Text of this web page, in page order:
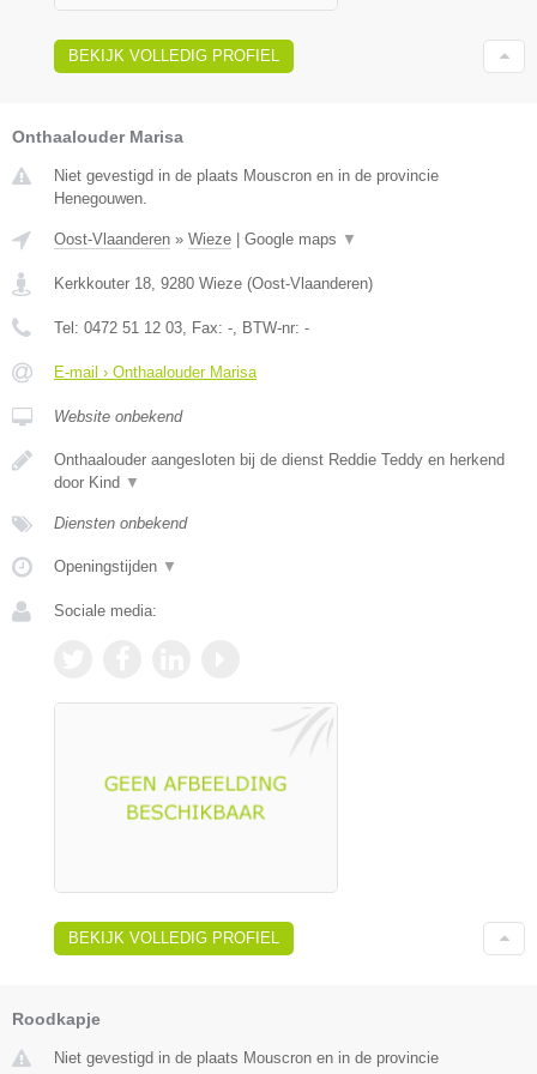
BEKIJK VOLLEDIG PROFIEL
Onthaalouder Marisa
Niet gevestigd in de plaats Mouscron en in de provincie
Henegouwen.
Oost-Vlaanderen » Wieze Google maps ▼
Kerkkouter 18, 9280 Wieze (Oost-Vlaanderen)
Tel: 0472 51 12 03, Fax: -, BTW-nr: -
E-mail › Onthaalouder Marisa
Website onbekend
Onthaalouder aangesloten bij de dienst Reddie Teddy en herkend
door Kind ▼
Diensten onbekend
Openingstijden ▼
Sociale media:
BEKIJK VOLLEDIG PROFIEL
Roodkapje
Niet gevestigd in de plaats Mouscron en in de provincie